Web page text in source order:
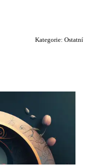
Kategorie: Ostatní